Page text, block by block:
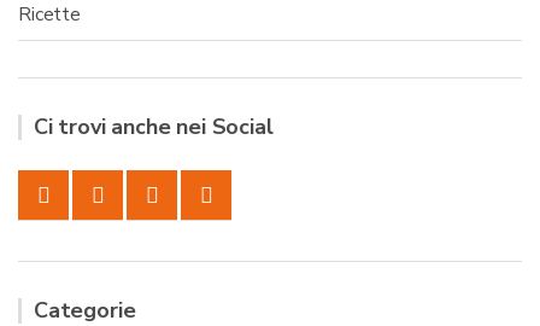
Ricette
Ci trovi anche nei Social
Categorie